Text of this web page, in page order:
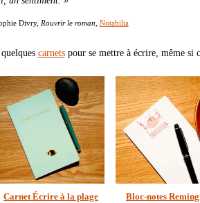
Divry, Rouvrir le roman, Notabilia
carnetspour se mettre à écrire, même si
Carnet Écrire à la plage Bloc-notes